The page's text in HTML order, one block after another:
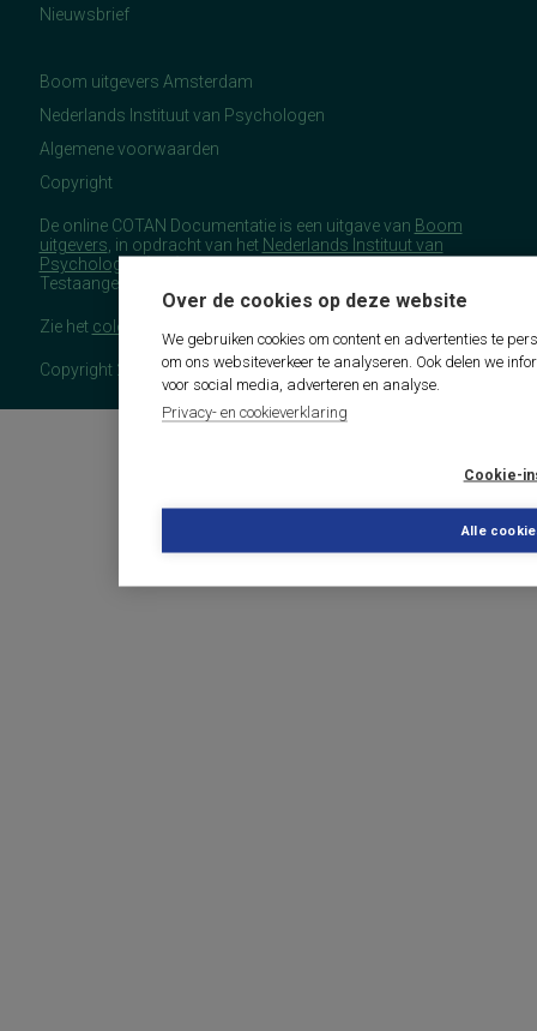
Over de cookies op deze website
We gebruiken cookies om content en advertenties te
om ons websiteverkeer te analyseren. Ook delen we
voor social media, adverteren en analyse.
Privacy- en cookieverklaring
Cookie-
Alle
Nieuwsbrief
Boom uitgevers Amsterdam
Nederlands Instituut van Psychologen
Algemene voorwaarden
Copyright
De online COTAN Documentatie is een uitgave van Boom
uitgevers , in opdracht van het Nederlands Instituut van
Psychologen(NIP), namens de Commissie
Testaangelegenheden Nederland (COTAN).
Zie het colofon
Copyright 2026 - COTAN Documentatie